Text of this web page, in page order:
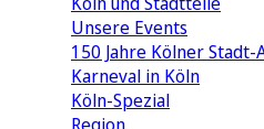
Unsere Events
150 Jahre Kölner
Karneval in Köln
Köln-Spezial